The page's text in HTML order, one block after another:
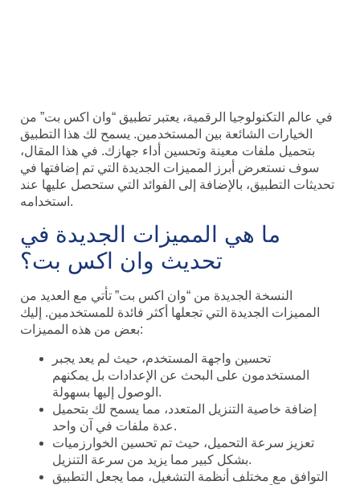
في عالم التكنولوجيا الرقمية، يعتبر تطبيق “وان اكس بت” من
الخيارات الشائعة بين المستخدمين. يسمح لك هذا التطبيق
بتحميل ملفات معينة وتحسين أداء جهازك. في هذا المقال،
سوف نستعرض أبرز المميزات الجديدة التي تم إضافتها في
تحديثات التطبيق، بالإضافة إلى الفوائد التي ستحصل عليها عند
استخدامه.
ما هي المميزات الجديدة في
تحديث وان اكس بت؟
النسخة الجديدة من “وان اكس بت” تأتي مع العديد من
المميزات الجديدة التي تجعلها أكثر فائدة للمستخدمين. إليك
بعض من هذه المميزات:
تحسين واجهة المستخدم، حيث لم يعد يجبر
المستخدمون على البحث عن الإعدادات بل يمكنهم
الوصول إليها بسهولة.
إضافة خاصية التنزيل المتعدد، مما يسمح لك بتحميل
عدة ملفات في آن واحد.
تعزيز سرعة التحميل، حيث تم تحسين الخوارزميات
بشكل كبير مما يزيد من سرعة التنزيل.
التوافق مع مختلف أنظمة التشغيل، مما يجعل التطبيق